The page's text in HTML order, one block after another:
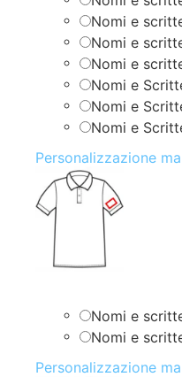
Nomi e
Nomi e
Nomi e
Nomi e
Nomi e
Nomi e
Personalizzazione
Nomi e
Nomi e
Personalizzazione